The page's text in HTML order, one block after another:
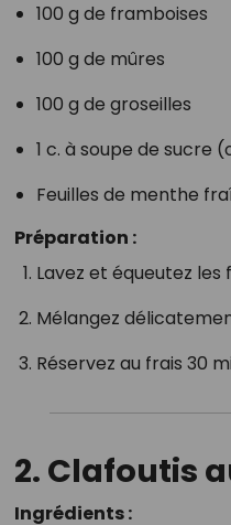
100 g de framboises
100 g de mûres
100 g de groseilles
1 c. à soupe de sucre
Feuilles de menthe
Préparation :
Lavez et équeutez les
Mélangez
Réservez au frais 30
2. Clafoutis
Ingrédients :